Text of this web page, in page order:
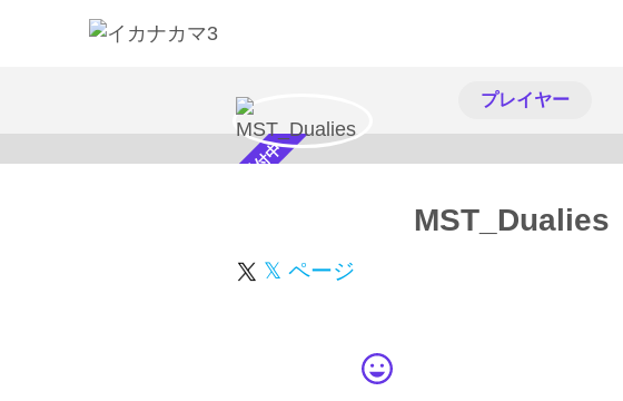
プレイヤー
スカウト受付中 MST_Dualies
𝕏 ページ